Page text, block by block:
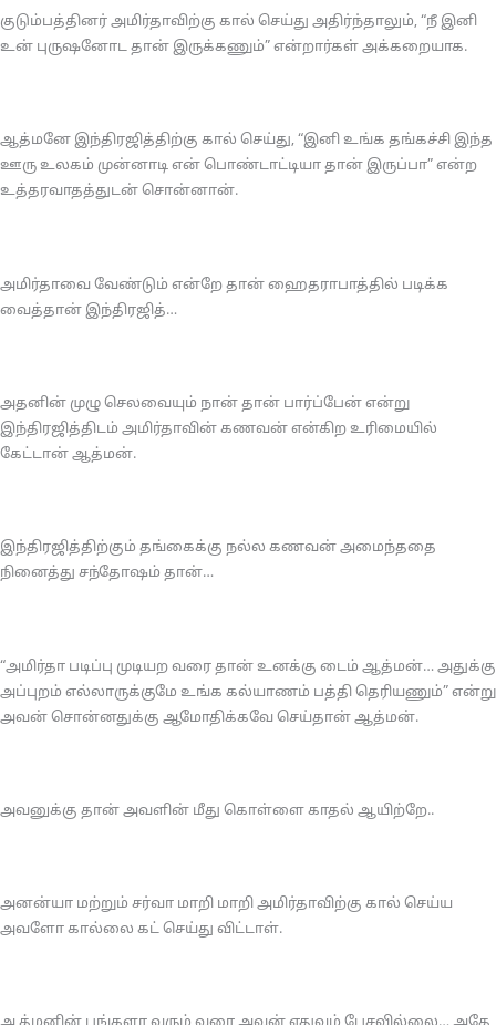
குடும்பத்தினர் அமிர்தாவிற்கு கால் செய்து அதிர்ந்தாலும், “நீ இனி
உன் புருஷனோட தான் இருக்கணும்” என்றார்கள் அக்கறையாக.
ஆத்மனே இந்திரஜித்திற்கு கால் செய்து, “இனி உங்க தங்கச்சி இந்த
ஊரு உலகம் முன்னாடி என் பொண்டாட்டியா தான் இருப்பா” என்ற
உத்தரவாதத்துடன் சொன்னான்.
அமிர்தாவை வேண்டும் என்றே தான் ஹைதராபாத்தில் படிக்க
வைத்தான் இந்திரஜித்…
அதனின் முழு செலவையும் நான் தான் பார்ப்பேன் என்று
இந்திரஜித்திடம் அமிர்தாவின் கணவன் என்கிற உரிமையில்
கேட்டான் ஆத்மன்.
இந்திரஜித்திற்கும் தங்கைக்கு நல்ல கணவன் அமைந்ததை
நினைத்து சந்தோஷம் தான்…
“அமிர்தா படிப்பு முடியற வரை தான் உனக்கு டைம் ஆத்மன்… அதுக்கு
அப்புறம் எல்லாருக்குமே உங்க கல்யாணம் பத்தி தெரியணும்” என்று
அவன் சொன்னதுக்கு ஆமோதிக்கவே செய்தான் ஆத்மன்.
அவனுக்கு தான் அவளின் மீது கொள்ளை காதல் ஆயிற்றே..
அனன்யா மற்றும் சர்வா மாறி மாறி அமிர்தாவிற்கு கால் செய்ய
அவளோ கால்லை கட் செய்து விட்டாள்.